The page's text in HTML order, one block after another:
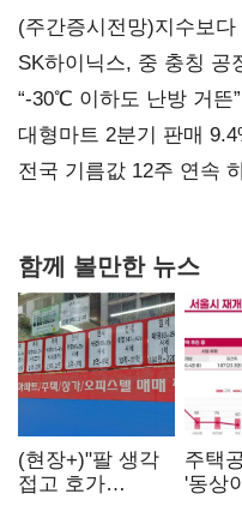
(주간증시전망)지수보
SK하이닉스, 중 충칭 공
없어”
“-30℃ 이하도 난방 거뜬
협력
대형마트 2분기 판매
전국 기름값 12주 연속
함께 볼만한 뉴스
(현장+)"팔 생각
접고 호가
주택
'동상